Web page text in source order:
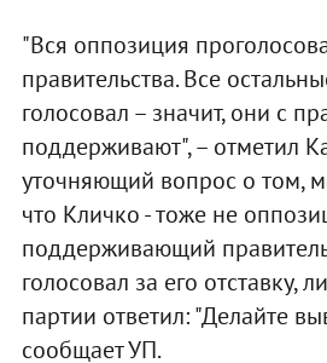
"Вся оппозиция
правительства. Все
голосовал – значит, они с
поддерживают", – отметил
уточняющий вопрос о том,
что Кличко - тоже не
поддерживающий
голосовал за его отставку,
партии ответил: "Делайте
сообщает УП.